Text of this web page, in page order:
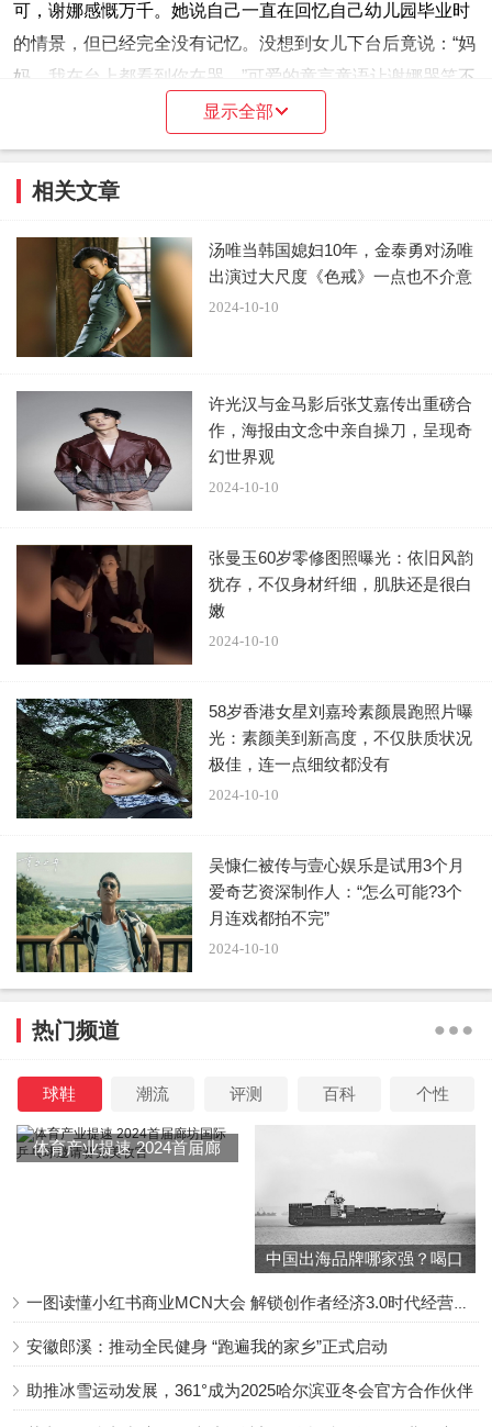
可，谢娜感慨万千。她说自己一直在回忆自己幼儿园毕业时
的情景，但已经完全没有记忆。没想到女儿下台后竟说：“妈
妈，我在台上都看到你在哭。”可爱的童言童语让谢娜哭笑不
毕业了，我很珍惜每一次接她们放学的时间”。她分享了最近
部，7岁—13岁家是晚上，14岁—16岁家是周末，17岁—21
岁家是寒暑假，21岁以后家是过年。”引起不同年龄段孩子的
家长网友深深共鸣。
输卵管，多年后终于怀孕成功，2018年2月生下双胞胎女
儿“跳跳”和“俏俏”，怀孕过程相当艰辛。
谢娜与张杰常在微博分享女儿们的近况，用文字记录和
孩子保护有加，从不让露出孩子们正脸。夫妻俩常被媒体拍
到一同去幼儿园接女儿们放学，画面十分温馨。
此次谢娜分享参加双胞胎女儿毕业典礼的感想之前，就
了女儿的毕业典礼，张杰也一同去了，夫妻俩一同到幼儿园
见证女儿们的重要时刻。从网友晒出的照片可见，张杰和谢
娜都戴着帽子，夫妻俩看到孩子们在舞台上表演，都伸出手
比爱心。
谢娜主持综艺节目《快乐大本营》逾20年，是首位微博
粉丝数破亿的明星。其嘻嘻哈哈和古灵精怪的主持风格，既
引起许多争议，也给观众带来许多快乐。期间，谢娜经历了
怀孕生产后回归，不料复工才一个月，官方对娱乐圈展开了
节目被官方批评存在“过度娱乐化”，被要求“政治家办台”。
2021年，《快乐大本营》被电视台以“升级改版、更新
换代”为由暂停播出，如今成为永别。而曾经的“快乐家族”成
员早已各奔东西，有的跳槽，有的退圈。
显示全部
相关文章
汤唯当韩国媳妇10年，金泰勇对汤唯
出演过大尺度《色戒》一点也不介意
2024-10-10
许光汉与金马影后张艾嘉传出重磅合
作，海报由文念中亲自操刀，呈现奇
幻世界观
2024-10-10
张曼玉60岁零修图照曝光：依旧风韵
犹存，不仅身材纤细，肌肤还是很白
嫩
2024-10-10
58岁香港女星刘嘉玲素颜晨跑照片曝
光：素颜美到新高度，不仅肤质状况
极佳，连一点细纹都没有
2024-10-10
吴慷仁被传与壹心娱乐是试用3个月
爱奇艺资深制作人：“怎么可能?3个
月连戏都拍不完”
2024-10-10
热门频道
球鞋 潮流 评测 百科 个性
体育产业提速 2024首届廊
中国出海品牌哪家强？喝口
安徽郎溪：推动全民健身 “跑遍我的家乡”正式启动
助推冰雪运动发展，361°成为2025哈尔滨亚冬会官方合作伙伴